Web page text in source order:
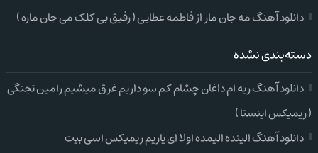
دانلود آهنگ مه جان مار از فاطمه عطایی ( رفیق بی کلک می جان ماره )
دسته‌بندی نشده
دانلود آهنگ ریه ام داغان چشام کم سو داریم غرق میشیم رامین تجنگی
( ریمیکس اینستا )
دانلود آهنگ الینده الیمده اولا ای یاریم ریمیکس اسی بیت